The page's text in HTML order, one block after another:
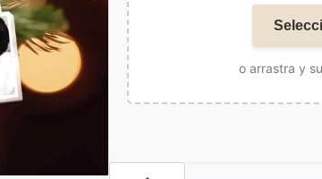
o arrastra y
Bolas